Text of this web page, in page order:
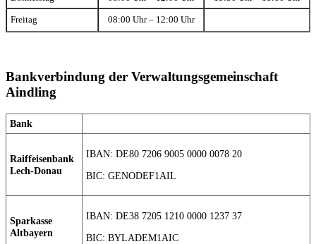
Freitag 08:00 Uhr – 12:00 Uhr
Bankverbindung der Verwaltungsgemeinschaft
Aindling
Bank
Raiffeisenbank
Lech-Donau
IBAN: DE80 7206 9005 0000 0078 20
BIC: GENODEF1AIL
Sparkasse
Altbayern
IBAN: DE38 7205 1210 0000 1237 37
BIC: BYLADEM1AIC